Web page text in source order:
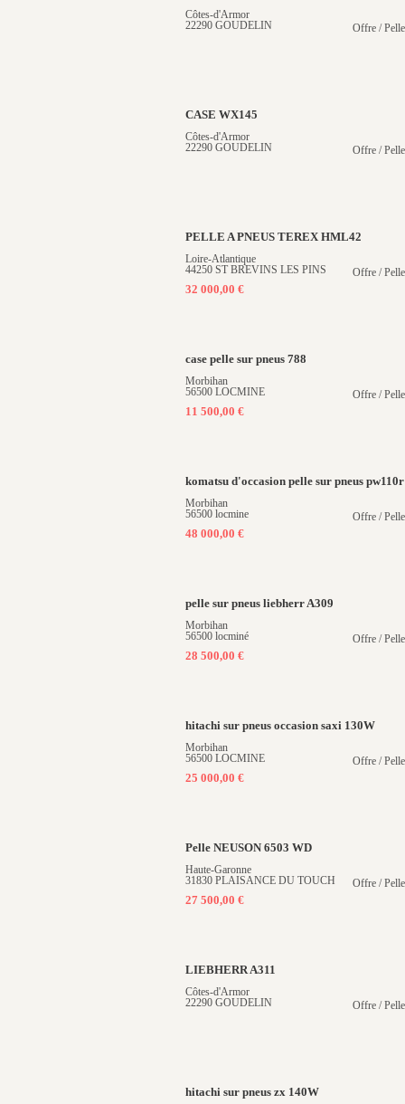
Côtes-d'Armor
22290 GOUDELIN
Offre /
CASE WX145
Côtes-d'Armor
22290 GOUDELIN
Offre /
PELLE A PNEUS TEREX HML42
Loire-Atlantique
44250 ST BREVINS LES PINS
32 000,00 €
Offre /
case pelle sur pneus 788
Morbihan
56500 LOCMINE
11 500,00 €
Offre /
komatsu d'occasion pelle sur pneus pw110r
Morbihan
56500 locmine
48 000,00 €
Offre /
pelle sur pneus liebherr A309
Morbihan
56500 locminé
28 500,00 €
Offre /
hitachi sur pneus occasion saxi 130W
Morbihan
56500 LOCMINE
25 000,00 €
Offre /
Pelle NEUSON 6503 WD
Haute-Garonne
31830 PLAISANCE DU TOUCH
27 500,00 €
Offre /
LIEBHERR A311
Côtes-d'Armor
22290 GOUDELIN
Offre /
hitachi sur pneus zx 140W